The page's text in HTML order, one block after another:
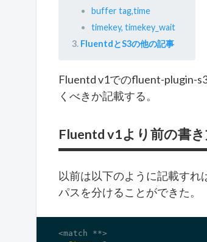
buffer tag,time
timekey, timekey_wait
FluentdとS3の他の記事
Fluentd v1でのfluent-plugin-
くべきか記載する。
Fluentd v1より前の書
以前は以下のように記載すれ
パスを分けることができた。
<match **>